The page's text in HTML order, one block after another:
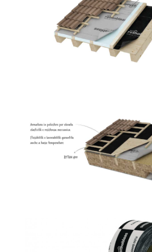
Traspir 150
ROTHOBLAAS
Bytum 400
ROTHOBLAAS